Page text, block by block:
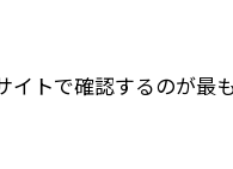
トで確認するのが最